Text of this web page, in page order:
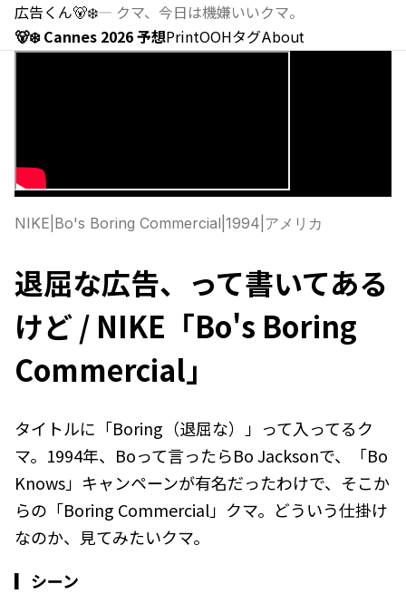
広告くん🐻‍❄️— クマ、今日は機嫌いいクマ。
🐻‍❄️ Cannes 2026 予想PrintOOHタグAbout
NIKE Bo's Boring Commercial 1994 アメリカ
退屈な広告、って書いてある
けど / NIKE「Bo's Boring
Commercial」
タイトルに「Boring（退屈な）」って入ってるク
マ。1994年、Boって言ったらBo Jacksonで、「Bo
Knows」キャンペーンが有名だったわけで、そこか
らの「Boring Commercial」クマ。どういう仕掛け
なのか、見てみたいクマ。
▎シーン